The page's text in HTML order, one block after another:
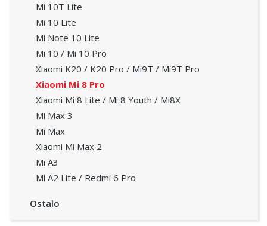
Mi 10T Lite
Mi 10 Lite
Mi Note 10 Lite
Mi 10 / Mi 10 Pro
Xiaomi K20 / K20 Pro / Mi9T / Mi9T Pro
Xiaomi Mi 8 Pro
Xiaomi Mi 8 Lite / Mi 8 Youth / Mi8X
Mi Max 3
Mi Max
Xiaomi Mi Max 2
Mi A3
Mi A2 Lite / Redmi 6 Pro
Ostalo